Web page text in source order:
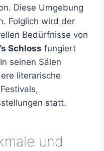
Diese Umgebung
Folglich wird der
Bedürfnisse von
Schloss fungiert
seinen Sälen
literarische
statt.
und